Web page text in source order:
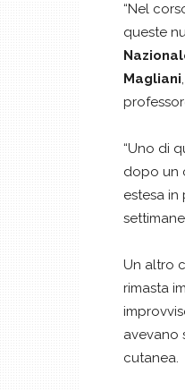
“Nel
queste
Magliani
“Uno di
dopo un
estesa
Un altro
rimasta
avevano
cutanea.